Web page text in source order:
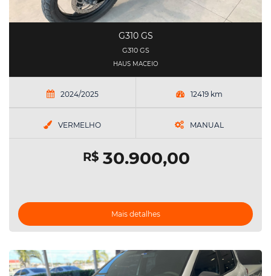
G310 GS
G310 GS
HAUS MACEIO
2024/2025 12419 km
VERMELHO MANUAL
R$30.900,00
Mais detalhes